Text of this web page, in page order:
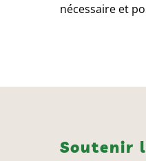
nécessaire et
Soutenir